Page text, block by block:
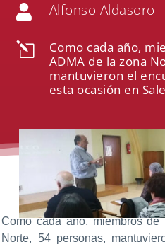
 Alfonso Aldasoro
l
Como cada año,
ADMA de la zona
mantuvieron el
esta ocasión en
Como cada año, miembros
Norte, 54 personas,